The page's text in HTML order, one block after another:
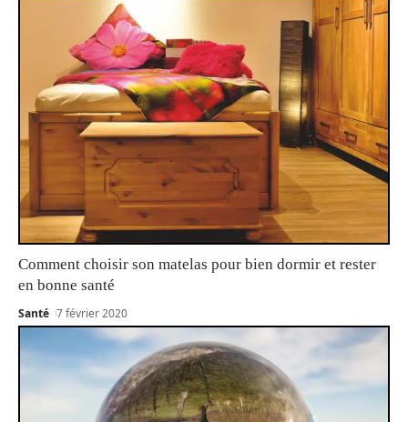
Comment choisir son matelas pour bien dormir et rester
en bonne santé
Santé 7 février 2020